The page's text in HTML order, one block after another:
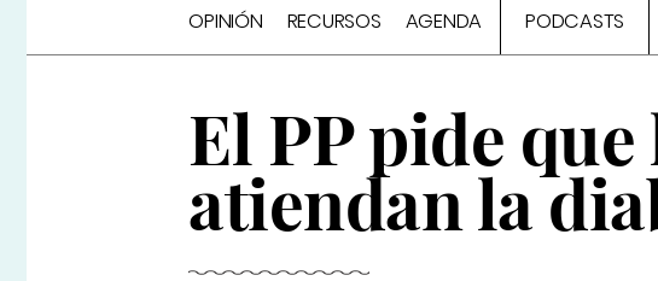
OPINIÓN RECURSOS AGENDA PODCASTS
El PP pide
atiendan la